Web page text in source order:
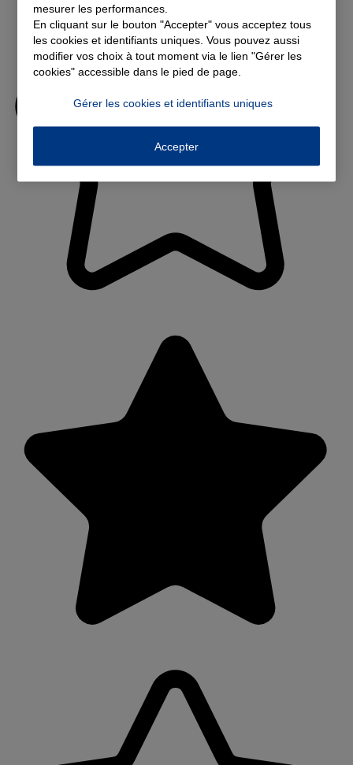
mesurer les performances.
En cliquant sur le bouton "Accepter" vous acceptez tous
les cookies et identifiants uniques. Vous pouvez aussi
modifier vos choix à tout moment via le lien "Gérer les
cookies" accessible dans le pied de page.
Gérer les cookies et identifiants uniques
Accepter